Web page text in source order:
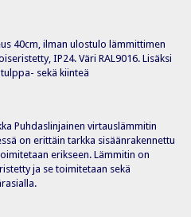
40cm, ilman ulostulo lämmittimen
IP24. Väri RAL9016. Lisäksi
sekä kiinteä
Puhdaslinjainen virtauslämmitin
on erittäin tarkka sisäänrakennettu
erikseen. Lämmitin on
ja se toimitetaan sekä